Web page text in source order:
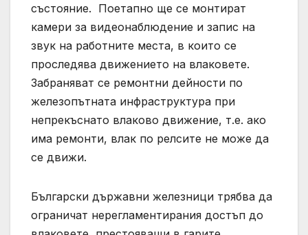
състояние. Поетапно ще се монтират
камери за видеонаблюдение и запис на
звук на работните места, в които се
проследява движението на влаковете.
Забраняват се ремонтни дейности по
железопътната инфраструктура при
непрекъснато влаково движение, т.е. ако
има ремонти, влак по релсите не може да
се движи.
Български държавни железници трябва да
ограничат нерегламентирания достъп до